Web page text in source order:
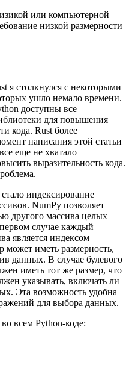
или компьютерной
низкой размерности
я столкнулся с некоторыми
ушло немало времени.
доступны все
для повышения
кода. Rust более
написания этой статьи
все еще не хватало
выразительность кода.
индексирование
NumPy позволяет
другого массива целых
случае каждый
является индексом
может иметь размерность,
данных. В случае булевого
иметь тот же размер, что
указывать, включать ли
Эта возможность удобна
для выбора данных.
всем Python-коде: